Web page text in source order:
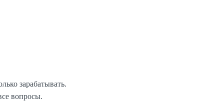
зарабатывать.
вопросы.